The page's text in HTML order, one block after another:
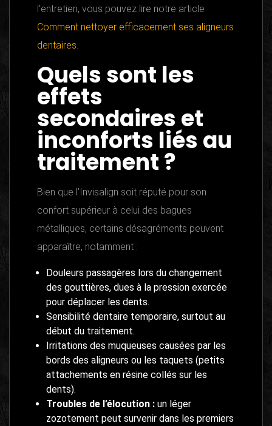
l’entretien, vous pouvez lire notre article
Comment nettoyer efficacement ses aligneurs
dentaires.
Quels sont les
effets
secondaires et
inconforts liés au
traitement ?
Bien que l’Invisalign soit réputé pour son
confort supérieur à celui des bagues
métalliques, certains désagréments peuvent
apparaître, notamment :
Douleurs passagères lors du changement
des gouttières, dues à la pression exercée
pour déplacer les dents.
Sensibilité dentaire temporaire, surtout au
début du traitement.
Irritations des muqueuses causées par les
bords des aligneurs ou les taquets (petits
attachements en résine collés sur les
dents).
Troubles de l’élocution : un léger
zozotement peut survenir dans les premiers